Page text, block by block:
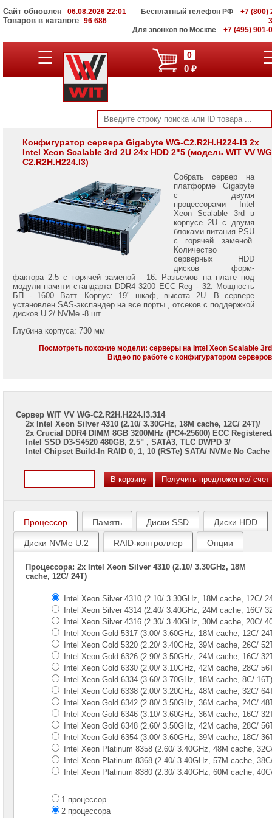
Сайт обновлен 06.08.2026 22:01
Товаров в каталоге 96 686
Бесплатный телефон РФ
+7 (800)
Для звонков по Москве
+7 (495) 901-
Серверы
Supermicro
Серверы
Supermicro
Серверы
Gigabyte
7002/
7003
Серверы
Gigabyte
на
Intel
на
AMD
EPYC
7002/
ASUS
Intel
Xeon
Scalable
Серверы
Supermicro
Серверы
Supermicro
Серверы
Supermicro
Supermicro
☰ 0
0 ₽
Конфигуратор сервера Gigabyte WG-C2.R2H.H224-I3 2x
Intel Xeon Scalable 3rd 2U 24x HDD 2"5 (модель WIT VV
C2.R2H.H224.I3)
Собрать сервер на
платформе Gigabyte
с двумя
процессорами Intel
Xeon Scalable 3rd в
корпусе 2U с двумя
блоками питания PSU
с горячей заменой.
Количество
серверных HDD
дисков форм-
фактора 2.5 с горячей заменой - 16. Разъемов на плате под
модули памяти стандарта DDR4 3200 ECC Reg - 32. Мощность
БП - 1600 Ватт. Корпус: 19" шкаф, высота 2U. В сервере
установлен SAS-экспандер на все порты., отсеков с поддержкой
дисков U.2/ NVMe -8 шт.
Глубина корпуса: 730 мм
Посмотреть похожие модели: серверы на Intel Xeon Scalable 3rd
Видео по работе с конфигуратором серверов
Сервер WIT VV WG-C2.R2H.H224.I3.314
2x Intel Xeon Silver 4310 (2.10/ 3.30GHz, 18M cache, 12C/ 24T)/
2x Crucial DDR4 DIMM 8GB 3200MHz (PC4-25600) ECC
Intel SSD D3-S4520 480GB, 2.5" , SATA3, TLC DWPD 3/
Intel Chipset Build-In RAID 0, 1, 10 (RSTe) SATA/ NVMe No Cache
Процессор Память Диски SSD Диски HDD
Диски NVMe U.2 RAID-контроллер Опции
Процессора: 2x Intel Xeon Silver 4310 (2.10/ 3.30GHz, 18M
cache, 12C/ 24T)
Intel Xeon Silver 4310 (2.10/ 3.30GHz, 18M cache, 12C/
Intel Xeon Silver 4314 (2.40/ 3.40GHz, 24M cache, 16C/
Intel Xeon Silver 4316 (2.30/ 3.40GHz, 30M cache, 20C/
Intel Xeon Gold 5317 (3.00/ 3.60GHz, 18M cache, 12C/
Intel Xeon Gold 5320 (2.20/ 3.40GHz, 39M cache, 26C/
Intel Xeon Gold 6326 (2.90/ 3.50GHz, 24M cache, 16C/
Intel Xeon Gold 6330 (2.00/ 3.10GHz, 42M cache, 28C/
Intel Xeon Gold 6334 (3.60/ 3.70GHz, 18M cache, 8С/ 16T)
Intel Xeon Gold 6338 (2.00/ 3.20GHz, 48M cache, 32C/
Intel Xeon Gold 6342 (2.80/ 3.50GHz, 36M cache, 24C/
Intel Xeon Gold 6346 (3.10/ 3.60GHz, 36M cache, 16C/
Intel Xeon Gold 6348 (2.60/ 3.50GHz, 42M cache, 28C/
Intel Xeon Gold 6354 (3.00/ 3.60GHz, 39M cache, 18C/
Intel Xeon Platinum 8358 (2.60/ 3.40GHz, 48M cache,
Intel Xeon Platinum 8368 (2.40/ 3.40GHz, 57M cache,
Intel Xeon Platinum 8380 (2.30/ 3.40GHz, 60M cache,
1 процессор
2 процессора